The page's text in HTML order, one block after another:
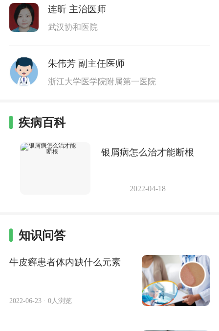
连昕 主治医师
武汉协和医院
朱伟芳 副主任医师
浙江大学医学院附属第一医院
疾病百科
银屑病怎么治才能断根
2022-04-18
知识问答
牛皮癣患者体内缺什么元素
2022-06-23 · 0人浏览